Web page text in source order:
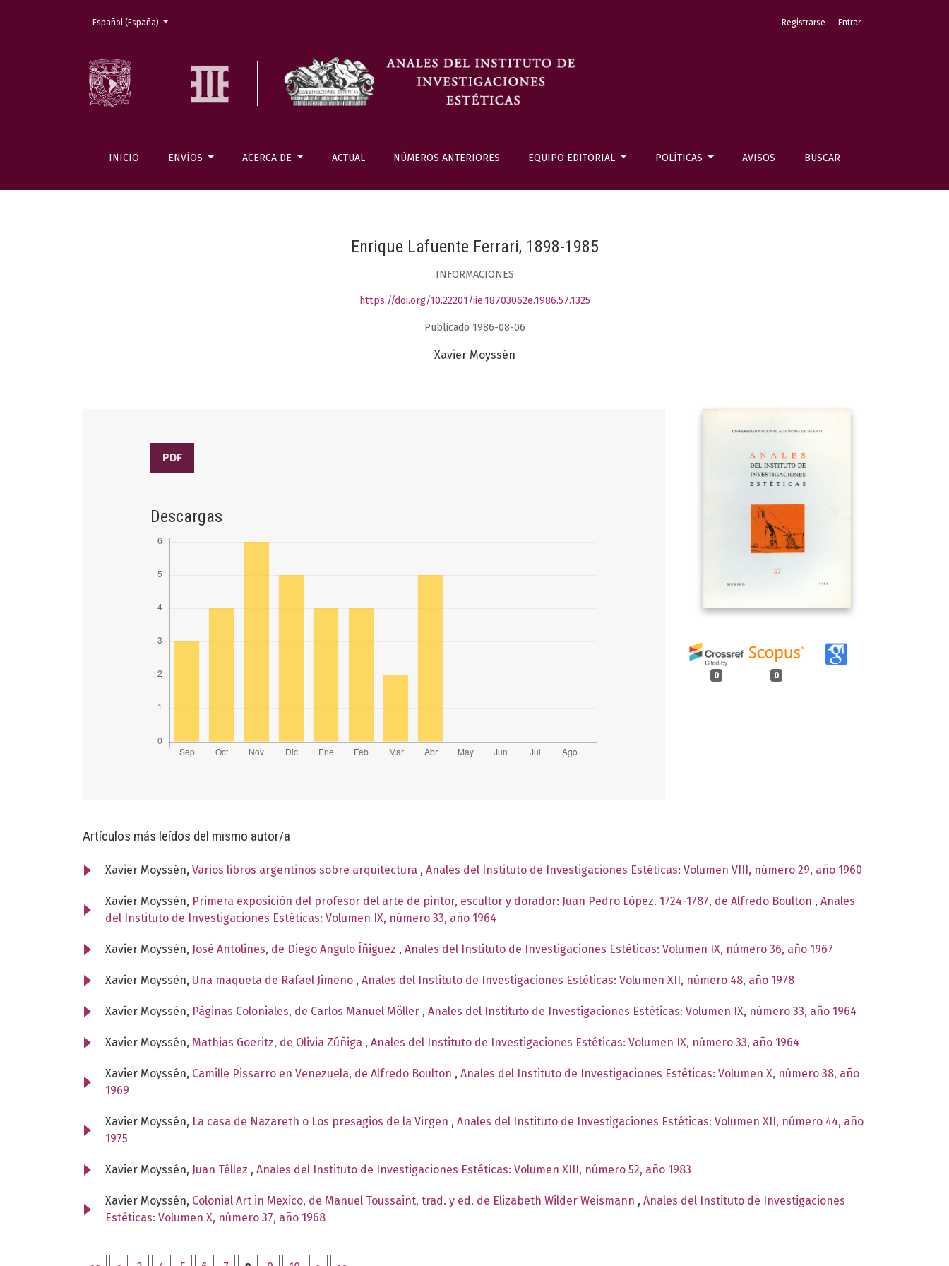
INICIO ENVÍOS ACERCA DE ACTUAL NÚMEROS ANTERIORES EQUIPO EDITORIAL POLÍTICAS AVISOS BUSCAR
Registrarse Entrar
Cambiar el idioma. El actual es:
Español (España)
Enrique Lafuente Ferrari, 1898-1985
INFORMACIONES
https://doi.org/10.22201/iie.18703062e.1986.57.1325
Publicado 1986-08-06
Xavier Moyssén
0 0
PDF
Descargas
Artículos más leídos del mismo autor/a
Xavier Moyssén, Varios libros argentinos sobre arquitectura , Anales del Instituto de Investigaciones Estéticas: Volumen VIII, número 29, año 1960
Xavier Moyssén, Primera exposición del profesor del arte de pintor, escultor y dorador: Juan Pedro López. 1724-1787, de Alfredo Boulton , Anales
del Instituto de Investigaciones Estéticas: Volumen IX, número 33, año 1964
Xavier Moyssén, José Antolines, de Diego Angulo Íñiguez , Anales del Instituto de Investigaciones Estéticas: Volumen IX, número 36, año 1967
Xavier Moyssén, Una maqueta de Rafael Jimeno , Anales del Instituto de Investigaciones Estéticas: Volumen XII, número 48, año 1978
Xavier Moyssén, Páginas Coloniales, de Carlos Manuel Möller , Anales del Instituto de Investigaciones Estéticas: Volumen IX, número 33, año 1964
Xavier Moyssén, Mathias Goeritz, de Olivia Zúñiga , Anales del Instituto de Investigaciones Estéticas: Volumen IX, número 33, año 1964
Xavier Moyssén, Camille Pissarro en Venezuela, de Alfredo Boulton , Anales del Instituto de Investigaciones Estéticas: Volumen X, número 38, año
1969
Xavier Moyssén, La casa de Nazareth o Los presagios de la Virgen , Anales del Instituto de Investigaciones Estéticas: Volumen XII, número 44, año
1975
Xavier Moyssén, Juan Téllez , Anales del Instituto de Investigaciones Estéticas: Volumen XIII, número 52, año 1983
Xavier Moyssén, Colonial Art in Mexico, de Manuel Toussaint, trad. y ed. de Elizabeth Wilder Weismann , Anales del Instituto de Investigaciones
Estéticas: Volumen X, número 37, año 1968